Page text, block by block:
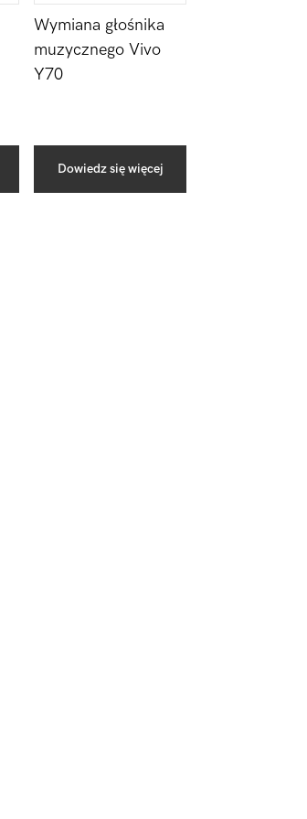
Wymiana głośnika
muzycznego Vivo
Y70
Dowiedz się więcej